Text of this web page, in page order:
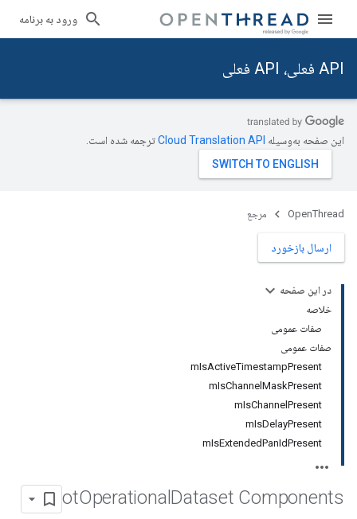
ورود به برنامه
API فعلی، API فعلی
این صفحه به‌وسیله ترجمه شده است.
OpenThread مرجع
ارسال بازخورد
در این صفحه
خلاصه
صفات عمومی
صفات عمومی
mIsActiveTimestampPresent
mIsChannelMaskPresent
mIsChannelPresent
mIsDelayPresent
mIsExtendedPanIdPresent
otOperational Dataset Components